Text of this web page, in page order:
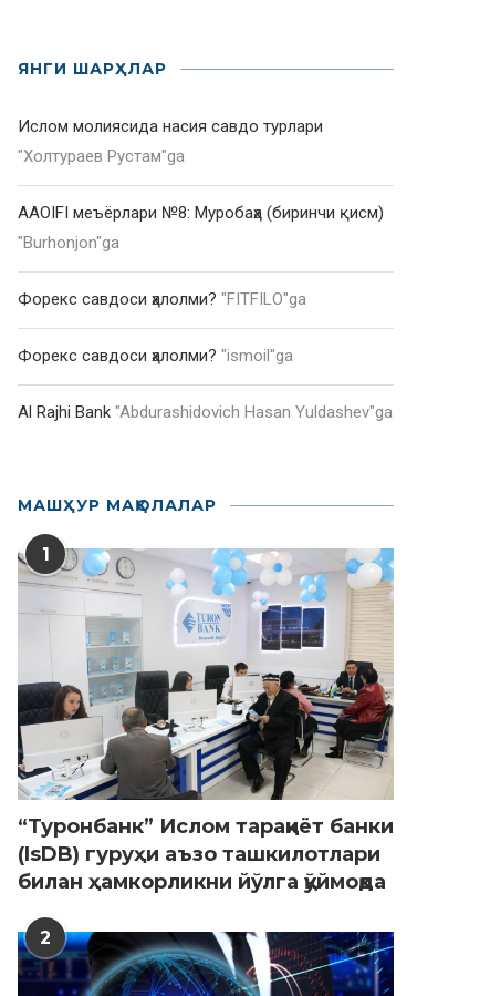
ЯНГИ ШАРҲЛАР
Ислом молиясида насия савдо турлари
"Холтураев Рустам"ga
AAOIFI меъёрлари №8: Муробаҳа (биринчи қисм)
"Burhonjon"ga
Форекс савдоси ҳалолми? "FITFILO"ga
Форекс савдоси ҳалолми? "ismoil"ga
Al Rajhi Bank "Abdurashidovich Hasan Yuldashev"ga
МАШҲУР МАҚОЛАЛАР
1
“Туронбанк” Ислом тараққиёт банки
(IsDB) гуруҳи аъзо ташкилотлари
билан ҳамкорликни йўлга қўймоқда
2